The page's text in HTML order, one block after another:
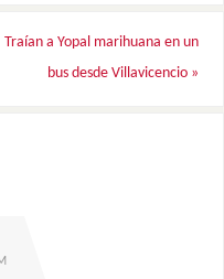
Traían a Yopal marihuana en un
bus desde Villavicencio »